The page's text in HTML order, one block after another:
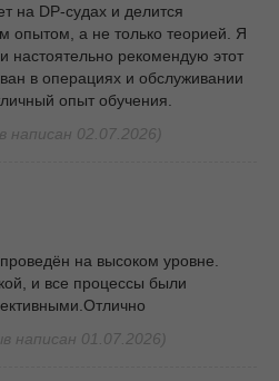
на DP-судах и делится
опытом, а не только теорией. Я
настоятельно рекомендую этот
в операциях и обслуживании
опыт обучения.
написан 02.07.2026)
на высоком уровне.
и все процессы были
написан 01.07.2026)